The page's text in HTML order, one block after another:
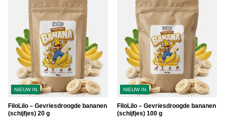
NIEUW IN
FiloLilo – Gevriesdroogde bananen
(schijfjes) 20 g
NIEUW IN
FiloLilo – Gevriesdroogde bananen
(schijfjes) 100 g